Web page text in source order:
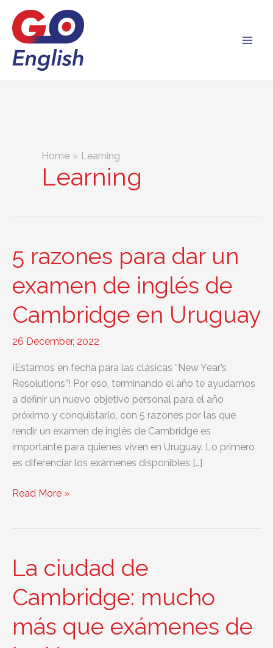
content
Home Learning
Learning
5 razones para dar un
examen de inglés de
Cambridge en Uruguay
26 December, 2022
¡Estamos en fecha para las clásicas “New Year’s
Resolutions”! Por eso, terminando el año te ayudamos
a definir un nuevo objetivo personal para el año
próximo y conquistarlo, con 5 razones por las que
rendir un examen de inglés de Cambridge es
importante para quienes viven en Uruguay. Lo primero
es diferenciar los exámenes disponibles […]
5
examen
de
inglés
Cambridge
Read More »
La ciudad de
Cambridge: mucho
más que exámenes de